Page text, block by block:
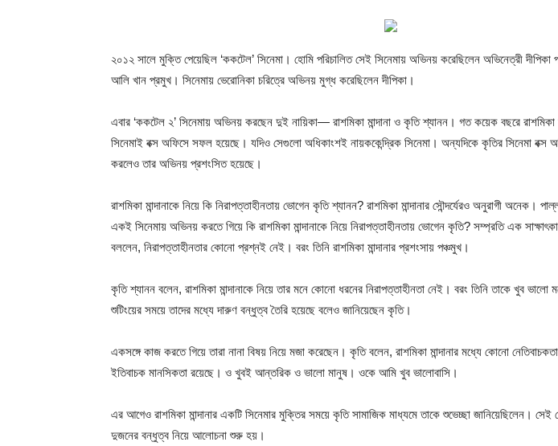
২০১২ সালে মুক্তি পেয়েছিল ‘ককটেল’ সিনেমা। হোমি পরিচালিত সেই সিনেমায় অভিনয় করেছিলেন অভিনেত্রী দীপিকা
আলি খান প্রমুখ। সিনেমায় ভেরোনিকা চরিত্রে অভিনয় মুগ্ধ করেছিলেন দীপিকা।
এবার ‘ককটেল ২’ সিনেমায় অভিনয় করছেন দুই নায়িকা— রাশমিকা মান্দানা ও কৃতি শ্যানন। গত কয়েক বছরে রাশমিকা
সিনেমাই বক্স অফিসে সফল হয়েছে। যদিও সেগুলো অধিকাংশই নায়ককেন্দ্রিক সিনেমা। অন্যদিকে কৃতির সিনেমা বক্স
করলেও তার অভিনয় প্রশংসিত হয়েছে।
রাশমিকা মান্দানাকে নিয়ে কি নিরাপত্তাহীনতায় ভোগেন কৃতি শ্যানন? রাশমিকা মান্দানার সৌন্দর্যেরও অনুরাগী অনেক।
একই সিনেমায় অভিনয় করতে গিয়ে কি রাশমিকা মান্দানাকে নিয়ে নিরাপত্তাহীনতায় ভোগেন কৃতি? সম্প্রতি এক
বললেন, নিরাপত্তাহীনতার কোনো প্রশ্নই নেই। বরং তিনি রাশমিকা মান্দানার প্রশংসায় পঞ্চমুখ।
কৃতি শ্যানন বলেন, রাশমিকা মান্দানাকে নিয়ে তার মনে কোনো ধরনের নিরাপত্তাহীনতা নেই। বরং তিনি তাকে খুব
শুটিংয়ের সময়ে তাদের মধ্যে দারুণ বন্ধুত্ব তৈরি হয়েছে বলেও জানিয়েছেন কৃতি।
একসঙ্গে কাজ করতে গিয়ে তারা নানা বিষয় নিয়ে মজা করেছেন। কৃতি বলেন, রাশমিকা মান্দানার মধ্যে কোনো
ইতিবাচক মানসিকতা রয়েছে। ও খুবই আন্তরিক ও ভালো মানুষ। ওকে আমি খুব ভালোবাসি।
এর আগেও রাশমিকা মান্দানার একটি সিনেমার মুক্তির সময়ে কৃতি সামাজিক মাধ্যমে তাকে শুভেচ্ছা জানিয়েছিলেন। সেই
দুজনের বন্ধুত্ব নিয়ে আলোচনা শুরু হয়।